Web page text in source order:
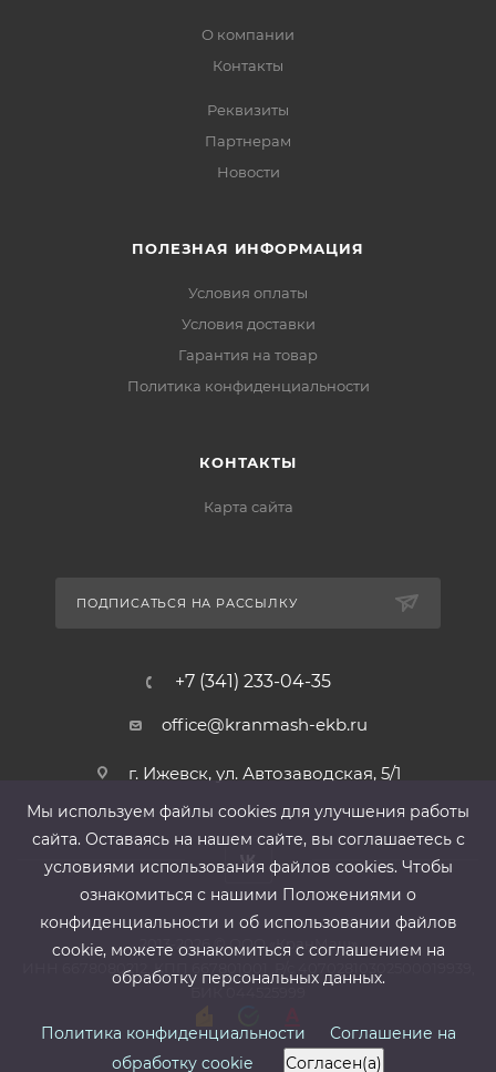
О компании
Контакты
Реквизиты
Партнерам
Новости
ПОЛЕЗНАЯ ИНФОРМАЦИЯ
Условия оплаты
Условия доставки
Гарантия на товар
Политика конфиденциальности
КОНТАКТЫ
Карта сайта
ПОДПИСАТЬСЯ НА РАССЫЛКУ
+7 (341) 233-04-35
office@kranmash-ekb.ru
г. Ижевск, ул. Автозаводская, 5/1
2013-2026 ©ООО «КранМаш»
ИНН 6678080212, КПП 667801001 ,Р/с 40702810302500019939,
БИК 044525999
Мы используем файлы cооkies для улучшения работы
сайта. Оставаясь на нашем сайте, вы соглашаетесь с
условиями использования файлов cооkies. Чтобы
ознакомиться с нашими Положениями о
конфиденциальности и об использовании файлов
cookie, можете ознакомиться с соглашением на
обработку персональных данных.
Политика конфиденциальности
Соглашение на
обработку cookie
Согласен(а)